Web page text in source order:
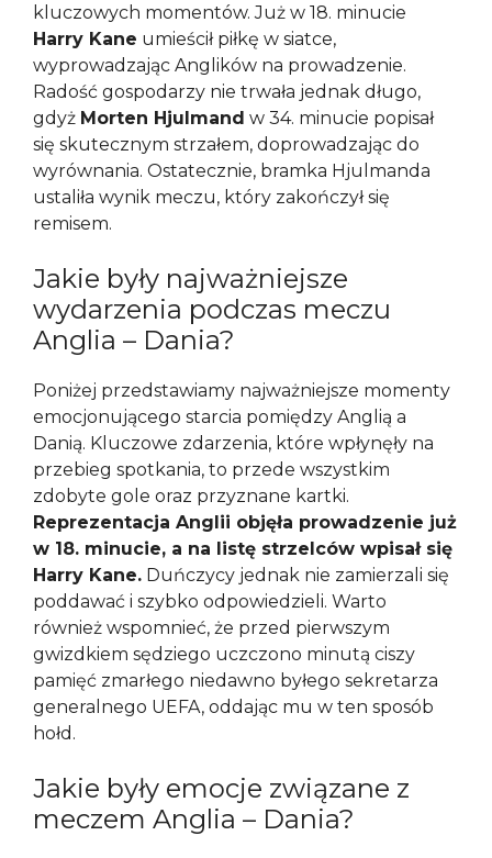
kluczowych momentów. Już w 18. minucie
Harry Kane umieścił piłkę w siatce,
wyprowadzając Anglików na prowadzenie.
Radość gospodarzy nie trwała jednak długo,
gdyż Morten Hjulmand w 34. minucie popisał
się skutecznym strzałem, doprowadzając do
wyrównania. Ostatecznie, bramka Hjulmanda
ustaliła wynik meczu, który zakończył się
remisem.
Jakie były najważniejsze
wydarzenia podczas meczu
Anglia – Dania?
Poniżej przedstawiamy najważniejsze momenty
emocjonującego starcia pomiędzy Anglią a
Danią. Kluczowe zdarzenia, które wpłynęły na
przebieg spotkania, to przede wszystkim
zdobyte gole oraz przyznane kartki.
Reprezentacja Anglii objęła prowadzenie już
w 18. minucie, a na listę strzelców wpisał się
Harry Kane. Duńczycy jednak nie zamierzali się
poddawać i szybko odpowiedzieli. Warto
również wspomnieć, że przed pierwszym
gwizdkiem sędziego uczczono minutą ciszy
pamięć zmarłego niedawno byłego sekretarza
generalnego UEFA, oddając mu w ten sposób
hołd.
Jakie były emocje związane z
meczem Anglia – Dania?